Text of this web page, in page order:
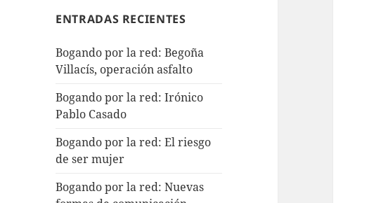
ENTRADAS RECIENTES
Bogando por la red: Begoña
Villacís, operación asfalto
Bogando por la red: Irónico
Pablo Casado
Bogando por la red: El riesgo
de ser mujer
Bogando por la red: Nuevas